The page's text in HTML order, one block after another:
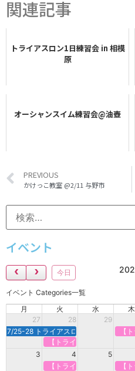
関連記事
トライアスロン1日練習会 in 相模
原
オーシャンスイム練習会@油壺
PREVIOUS
かけっこ教室 @2/11 与野市
イベント
今日
イベント Categories一覧
月
火 水 木
27
28 29
7/25-28 トライアスロン合宿＠新潟県村
【
【トライアスロンで強く
3
4 5
【トライアスロンで強く【